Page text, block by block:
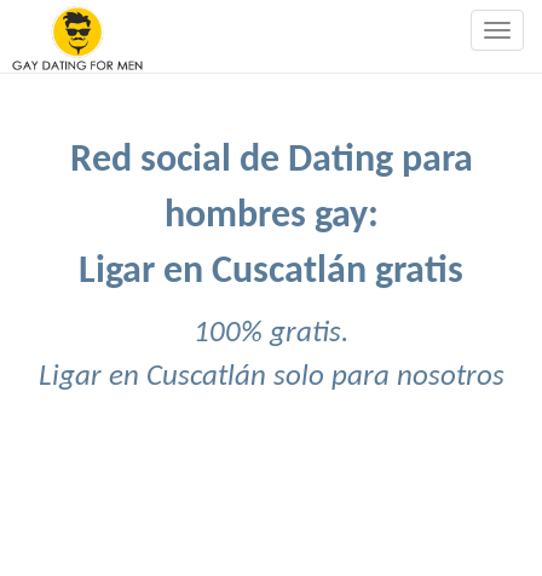
Red social de Dating para
hombres gay:
Ligar en Cuscatlán gratis
100% gratis.
Ligar en Cuscatlán solo para nosotros